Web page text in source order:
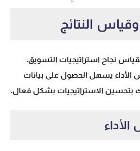
وقياس النتائج
نجاح استراتيجيات التسويق.
الأداء يسهل الحصول على بيانات
بتحسين الاستراتيجيات بشكل فعال.